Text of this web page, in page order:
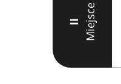
II Miejsce